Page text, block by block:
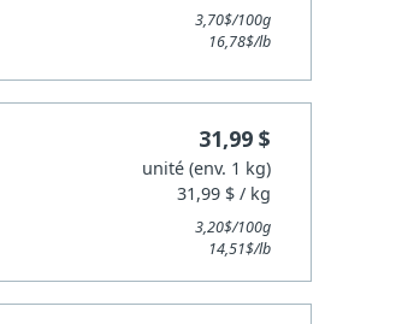
3,70$/100g
16,78$/lb
31,99 $
unité (env. 1 kg)
31,99 $ / kg
3,20$/100g
14,51$/lb